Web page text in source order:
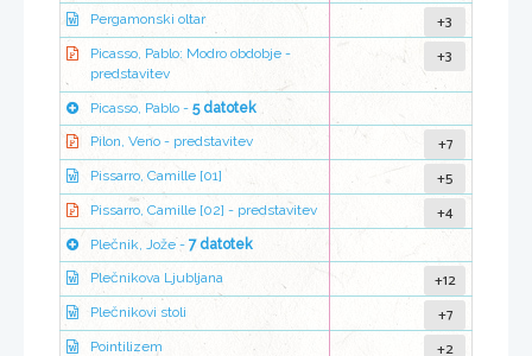
Pergamonski oltar +3
Picasso, Pablo: Modro obdobje -
predstavitev
+3
Picasso, Pablo - 5 datotek
Pilon, Veno - predstavitev
+7
Pissarro, Camille [01] +5
Pissarro, Camille [02] - predstavitev +4
Plečnik, Jože - 7 datotek
Plečnikova Ljubljana
+12
Plečnikovi stoli +7
Pointilizem +2